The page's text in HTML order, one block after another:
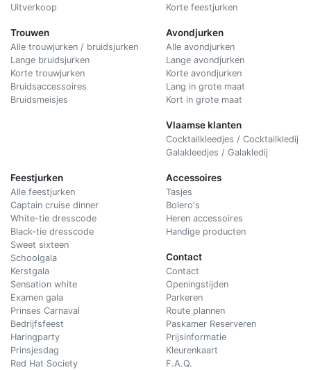
Uitverkoop
Trouwen
Alle trouwjurken / bruidsjurken
Lange bruidsjurken
Korte trouwjurken
Bruidsaccessoires
Bruidsmeisjes
Korte feestjurken
Avondjurken
Alle avondjurken
Lange avondjurken
Korte avondjurken
Lang in grote maat
Kort in grote maat
Vlaamse klanten
Cocktailkleedjes / Cocktailkledij
Galakleedjes / Galakledij
Feestjurken
Alle feestjurken
Captain cruise dinner
White-tie dresscode
Black-tie dresscode
Sweet sixteen
Schoolgala
Kerstgala
Sensation white
Examen gala
Prinses Carnaval
Bedrijfsfeest
Haringparty
Prinsjesdag
Red Hat Society
Accessoires
Tasjes
Bolero's
Heren accessoires
Handige producten
Contact
Contact
Openingstijden
Parkeren
Route plannen
Paskamer Reserveren
Prijsinformatie
Kleurenkaart
F.A.Q.